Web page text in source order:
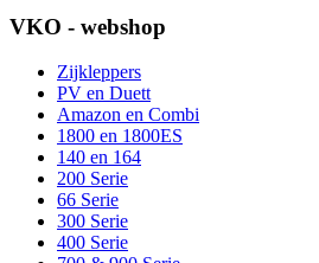
VKO - webshop
Zijkleppers
PV en Duett
Amazon en Combi
1800 en 1800ES
140 en 164
200 Serie
66 Serie
300 Serie
400 Serie